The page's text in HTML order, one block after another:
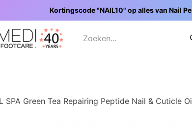
Kortingscode "NAIL10" op alles van Nail
SPA Green Tea Repairing Peptide Nail & Cuticle